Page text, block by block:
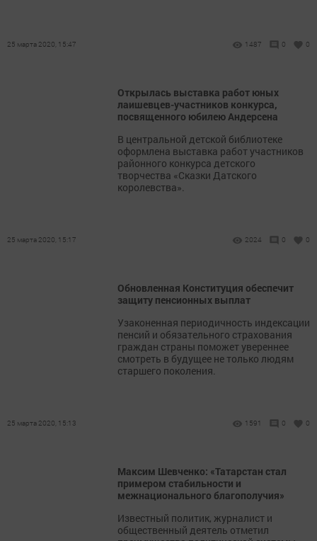
25 марта 2020, 15:47 1487 0 0
Открылась выставка работ юных
лаишевцев-участников конкурса,
посвященного юбилею Андерсена
В центральной детской библиотеке
оформлена выставка работ участников
районного конкурса детского
творчества «Сказки Датского
королевства».
25 марта 2020, 15:17 2024 0 0
​​​​​​​Обновленная Конституция обеспечит
защиту пенсионных выплат
Узаконенная периодичность индексации
пенсий и обязательного страхования
граждан страны поможет увереннее
смотреть в будущее не только людям
старшего поколения.
25 марта 2020, 15:13 1591 0 0
Максим Шевченко: «Татарстан стал
примером стабильности и
межнационального благополучия»
Известный политик, журналист и
общественный деятель отметил